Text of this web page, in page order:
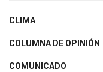
CLIMA
COLUMNA DE OPINIÓN
COMUNICADO